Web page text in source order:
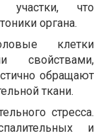
участки, что
органа.
клетки
свойствами,
обращают
ткани.
стресса.
и